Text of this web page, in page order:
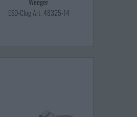
ESD-Clog Art. 48325-14